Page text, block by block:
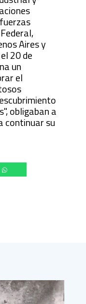
Aires y
20 de
un
el
obligaban a
continuar su